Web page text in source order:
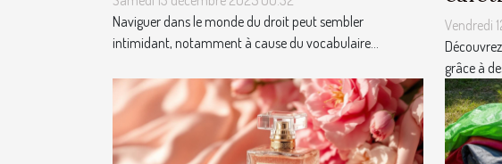
Naviguer dans le monde du droit peut sembler
intimidant, notamment à cause du vocabulaire...
Vendredi
grâce à